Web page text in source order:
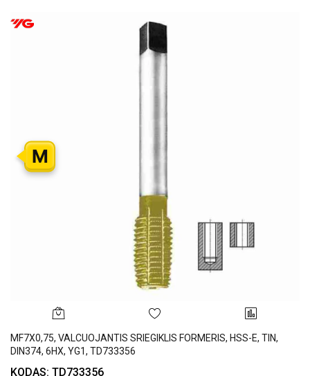
M
MF7X0,75, VALCUOJANTIS SRIEGIKLIS FORMERIS, HSS-E, TIN,
DIN374, 6HX, YG1, TD733356
KODAS: TD733356